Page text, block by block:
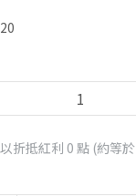
折抵紅利 0 點 (約等於